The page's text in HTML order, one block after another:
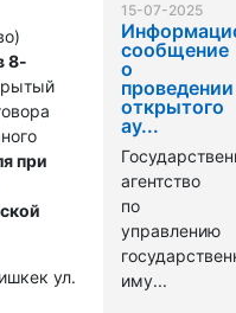
8-
при
ул.
15-07-2025
сообщение
о
проведении
открытого
ау...
агентство
по
управлению
иму...